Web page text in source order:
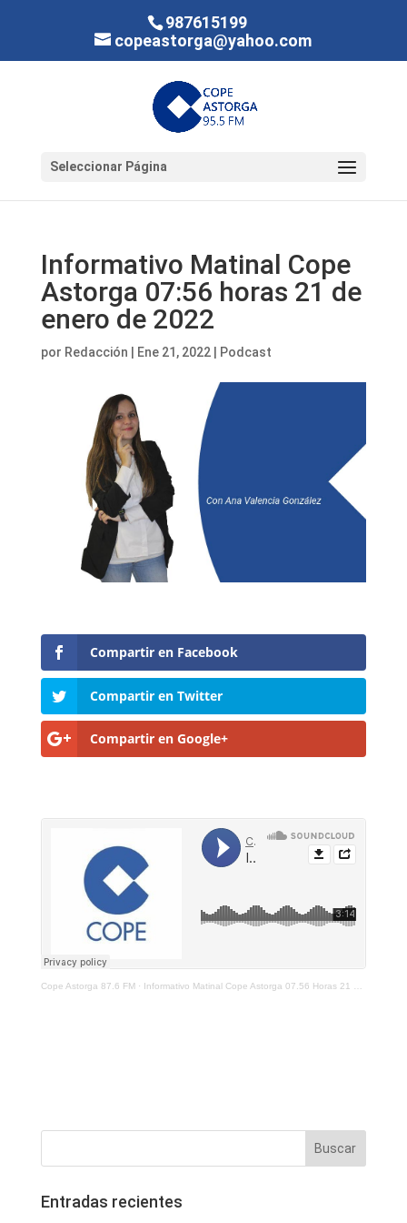
987615199
copeastorga@yahoo.com
Seleccionar Página
Informativo Matinal Cope
Astorga 07:56 horas 21 de
enero de 2022
por Redacción Ene 21, 2022| Podcast
Compartir en Facebook
Compartir en Twitter
Compartir en Google+
Cope Astorga 87.6 FM· Informativo Matinal Cope Astorga 07.56 Horas 21 De Enero 2022
Entradas recientes